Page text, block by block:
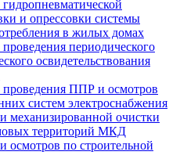
и опрессовки системы
в жилых домах
периодического
освидетельствования
проведения ППР и осмотров
систем электроснабжения
механизированной очистки
территорий МКД
осмотров по строительной